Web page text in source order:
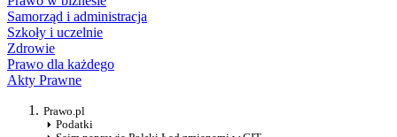
Samorząd i administracja
Szkoły i uczelnie
Zdrowie
Prawo dla każdego
Akty Prawne
Prawo.pl
Podatki